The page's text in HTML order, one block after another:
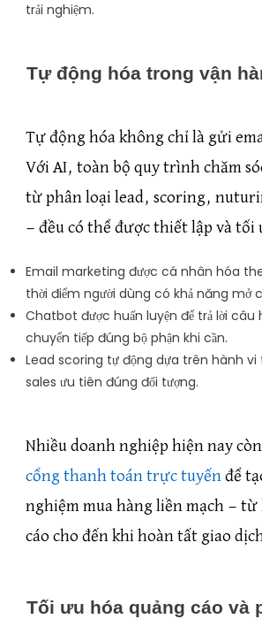
trải nghiệm.
Tự động hóa trong vận
Tự động hóa không chỉ là gửi
Với AI, toàn bộ quy trình chăm
từ phân loại lead, scoring,
— đều có thể được thiết lập và
Email marketing được cá nhân hóa
thời điểm người dùng có khả năng mở
Chatbot được huấn luyện để trả lời câu
chuyển tiếp đúng bộ phận khi cần.
Lead scoring tự động dựa trên hành vi
sales ưu tiên đúng đối tượng.
Nhiều doanh nghiệp hiện nay
cổng thanh toán trực tuyến để
nghiệm mua hàng liền mạch — từ
cáo cho đến khi hoàn tất giao
Tối ưu hóa quảng cáo và